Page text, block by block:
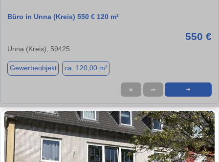
Büro in Unna (Kreis) 550 € 120 m²
550 €
Unna (Kreis), 59425
Gewerbeobjekt ca. 120,00 m²
★ ➦ ➜